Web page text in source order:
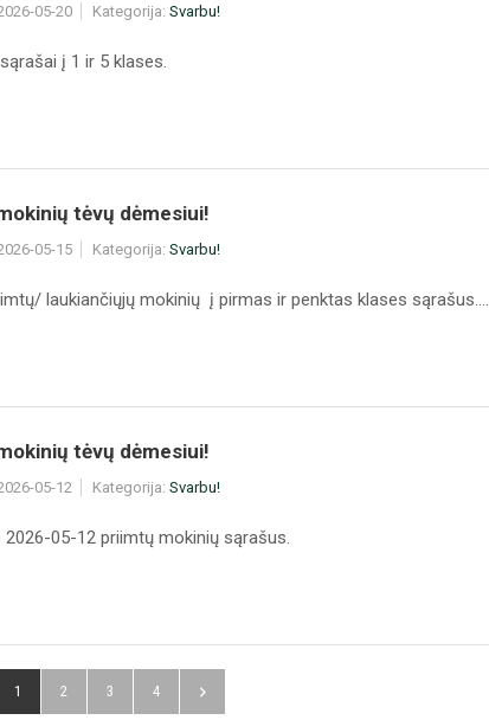
05-20 Kategorija: Svarbu!
į 1 ir 5 klases.
tėvų dėmesiui!
05-15 Kategorija: Svarbu!
laukiančiųjų mokinių į pirmas ir penktas klases sąrašus....
tėvų dėmesiui!
05-12 Kategorija: Svarbu!
2026-05-12 priimtų mokinių sąrašus.
1 2 3 4